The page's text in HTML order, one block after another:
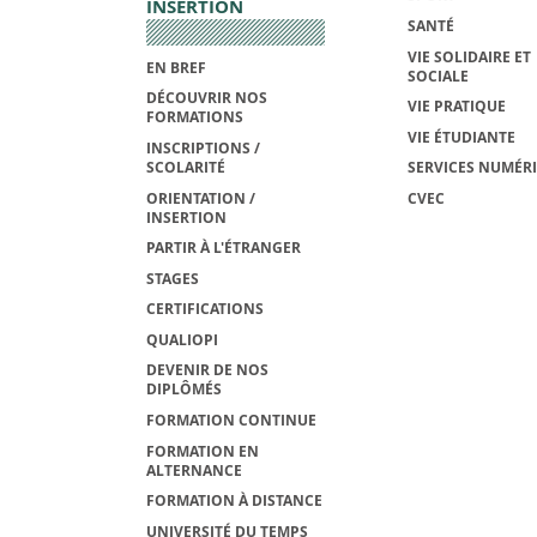
INSERTION
EN BREF
DÉCOUVRIR NOS
FORMATIONS
INSCRIPTIONS /
SCOLARITÉ
ORIENTATION /
INSERTION
PARTIR À L'ÉTRANGER
STAGES
CERTIFICATIONS
QUALIOPI
DEVENIR DE NOS
DIPLÔMÉS
FORMATION CONTINUE
FORMATION EN
ALTERNANCE
FORMATION À DISTANCE
UNIVERSITÉ DU TEMPS
SANTÉ
VIE SOLIDAIRE ET
SOCIALE
VIE PRATIQUE
VIE ÉTUDIANTE
SERVICES
CVEC